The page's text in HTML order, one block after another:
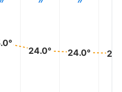
24.0° 24.0°